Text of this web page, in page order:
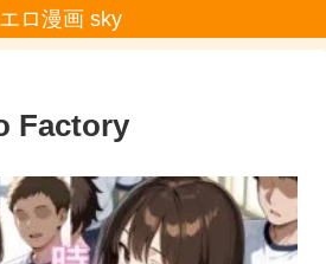
エロ漫画 sky
Factory